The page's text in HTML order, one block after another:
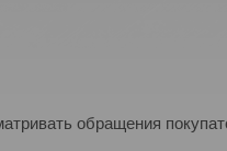
обращения